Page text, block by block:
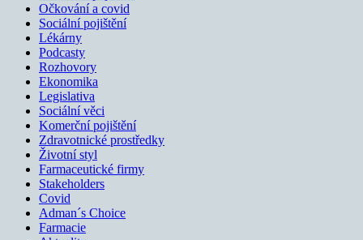
Očkování a covid
Sociální pojištění
Lékárny
Podcasty
Rozhovory
Ekonomika
Legislativa
Sociální věci
Komerční pojištění
Zdravotnické prostředky
Životní styl
Farmaceutické firmy
Stakeholders
Covid
Adman´s Choice
Farmacie